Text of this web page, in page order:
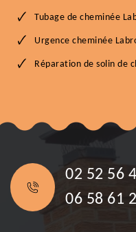
Tubage de cheminée
Urgence cheminée
Réparation de solin de
02 52 56
06 58 61